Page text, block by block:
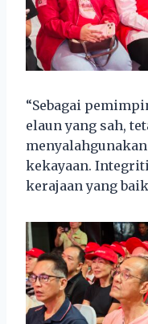
“Sebagai
elaun yang sah,
kekayaan.
kerajaan yang